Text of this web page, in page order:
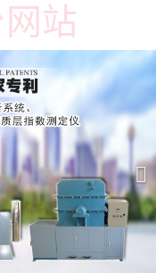
站
＞